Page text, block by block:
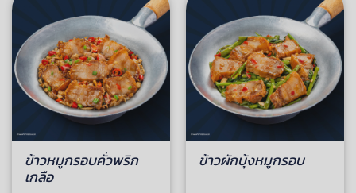
ข้าวหมูกรอบคั่วพริก
เกลือ
ข้าวผักบุ้งหมูกรอบ